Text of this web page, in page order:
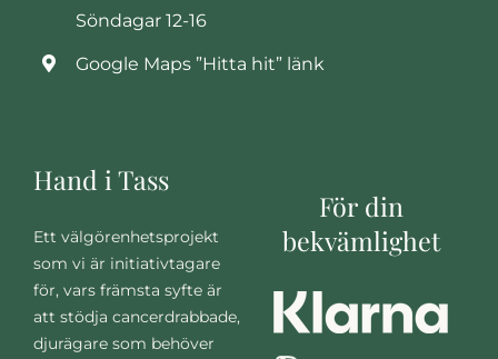
Söndagar 12-16
Google Maps ”Hitta hit” länk
Hand i Tass
Ett välgörenhetsprojekt
som vi är initiativtagare
för, vars främsta syfte är
att stödja cancerdrabbade,
djurägare som behöver
För din
bekvämlighet